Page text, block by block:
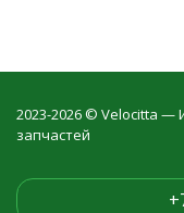
2023-2026 © Velocitta —
запчастей